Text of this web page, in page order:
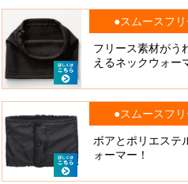
●スムースフ
フリース素材がう
えるネックウォー
●スムースフ
ボアとポリエステ
ォーマー！